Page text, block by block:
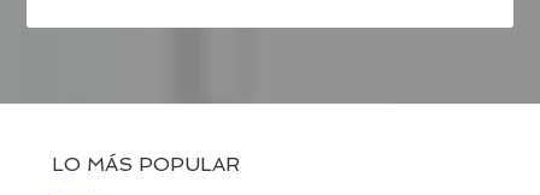
LO MÁS POPULAR